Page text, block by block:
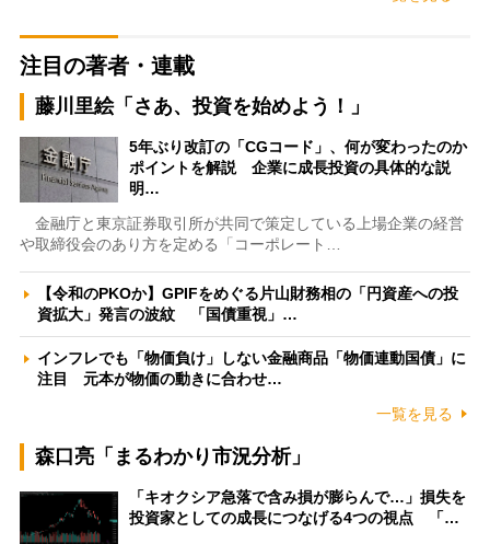
注目の著者・連載
藤川里絵「さあ、投資を始めよう！」
5年ぶり改訂の「CGコード」、何が変わったのか
ポイントを解説 企業に成長投資の具体的な説
明…
金融庁と東京証券取引所が共同で策定している上場企業の経営
や取締役会のあり方を定める「コーポレート…
【令和のPKOか】GPIFをめぐる片山財務相の「円資産への投
資拡大」発言の波紋 「国債重視」…
インフレでも「物価負け」しない金融商品「物価連動国債」に
注目 元本が物価の動きに合わせ…
一覧を見る
森口亮「まるわかり市況分析」
「キオクシア急落で含み損が膨らんで…」損失を
投資家としての成長につなげる4つの視点 「…